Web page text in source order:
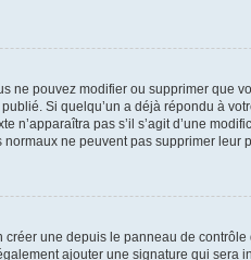
ne pouvez modifier ou supprimer que
Si quelqu’un a déjà répondu à
n’apparaîtra pas s’il s’agit d’une
ne peuvent pas supprimer leur
une depuis le panneau de
ajouter une signature qui